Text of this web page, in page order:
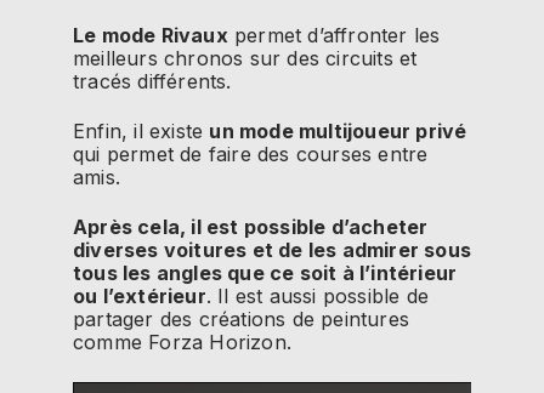
Le mode Rivaux permet d’affronter les
meilleurs chronos sur des circuits et
tracés différents.
Enfin, il existe un mode multijoueur privé
qui permet de faire des courses entre
amis.
Après cela, il est possible d’acheter
diverses voitures et de les admirer sous
tous les angles que ce soit à l’intérieur
ou l’extérieur. Il est aussi possible de
partager des créations de peintures
comme Forza Horizon.